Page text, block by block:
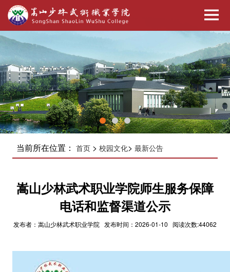
当前所在位置： 首页> 校园文化> 最新公告
嵩山少林武术职业学院师生服务保障
电话和监督渠道公示
发布者：嵩山少林武术职业学院 发布时间：2026-01-10 阅读次数:44062